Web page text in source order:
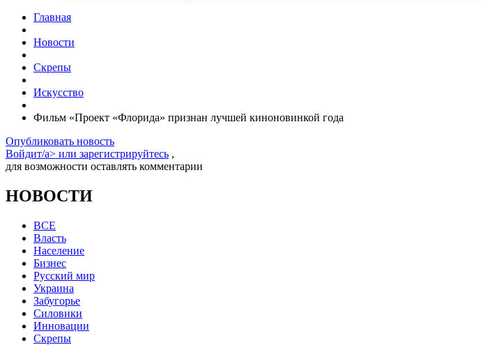
Главная
Новости
Скрепы
Искусство
Фильм «Проект «Флорида» признан лучшей киноновинкой года
Опубликовать новость
Войдит/a> или зарегистрируйтесь ,
для возможности оставлять комментарии
НОВОСТИ
ВСЕ
Власть
Население
Бизнес
Русский мир
Украина
Забугорье
Силовики
Инновации
Скрепы